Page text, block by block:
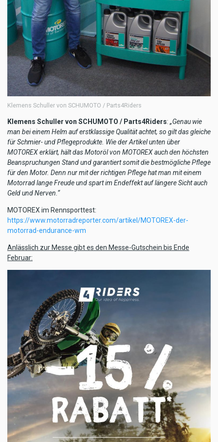
Klemens Schuller von SCHUMOTO / Parts4Riders
Klemens Schuller von SCHUMOTO / Parts4Riders: „Genau wie
man bei einem Helm auf erstklassige Qualität achtet, so gilt das gleiche
für Schmier- und Pflegeprodukte. Wie der Artikel unten über
MOTOREX erklärt, hält das Motoröl von MOTOREX auch den höchsten
Beanspruchungen Stand und garantiert somit die bestmögliche Pflege
für den Motor. Denn nur mit der richtigen Pflege hat man mit einem
Motorrad lange Freude und spart im Endeffekt auf längere Sicht auch
Geld und Nerven.“
MOTOREX im Rennsporttest:
https://www.motorradreporter.com/artikel/MOTOREX-der-
motorrad-endurance-wm
Anlässlich zur Messe gibt es den Messe-Gutschein bis Ende
Februar: